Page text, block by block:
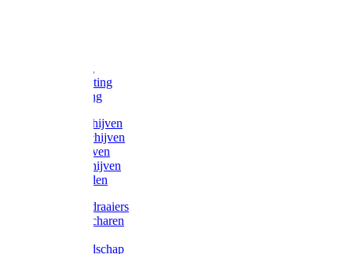
Voetketting
Scheepsketting
Victorketting
Afbraamschijven
Doorslijpschijven
Lamelschijven
Diamantschijven
Laselektroden
Schroevendraaiers
Tangen / Scharen
Meetgereedschap